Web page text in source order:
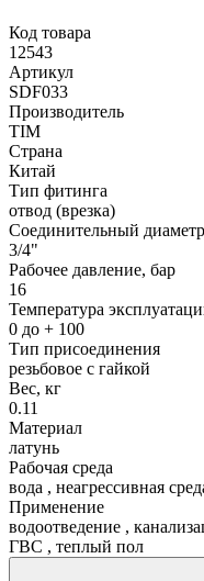
Код товара
12543
Артикул
SDF033
Производитель
TIM
Страна
Китай
Тип фитинга
отвод (врезка)
Cоединительный диаметр
3/4"
Рабочее давление, бар
16
Температура
0 до + 100
Тип присоединения
резьбовое с гайкой
Вес, кг
0.11
Материал
латунь
Рабочая среда
вода , неагрессивная
Применение
водоотведение ,
ГВС , теплый пол